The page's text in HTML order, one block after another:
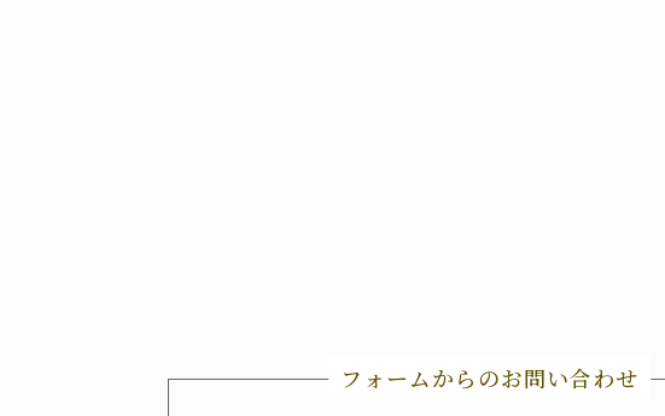
フォームからのお問い合わせ